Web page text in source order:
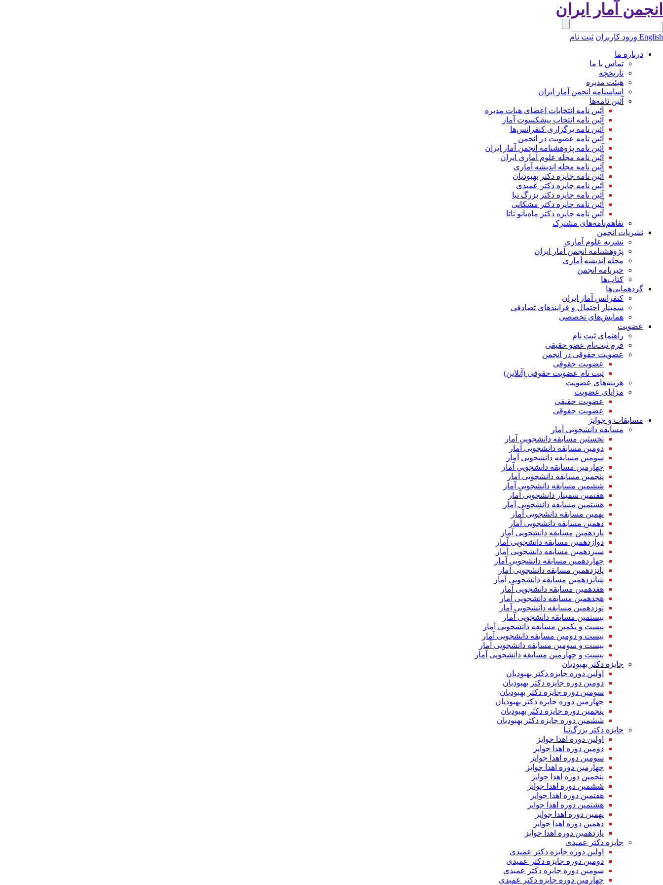
انجمن آمار ایران
English ورود کاربران ثبت نام
درباره ما
تماس با ما
تاریخچه
هیئت مدیره
اساسنامه انجمن آمار ایران
آئین نامه‌ها
آئین نامه انتخابات اعضای هیات مدیره
آئین نامه انتخاب پیشکسوت آمار
آئین نامه برگزاری کنفرانس‌ها
آئین نامه عضویت در انجمن
آئین نامه پژوهشنامه انجمن آمار ایران
آئین نامه مجله علوم آماری ایران
آئین نامه مجله اندیشه آماری
آئین‌ نامه جایزه دکتر بهبودیان
آئین نامه جایزه دکتر عمیدی
آئین نامه جایزه دکتر بزرگ نیا
آئین نامه جایزه دکتر مشکانی
آئین نامه جایزه دکتر ماه‌بانو تاتا
تفاهم‌نامه‌های مشترک
نشریات انجمن
نشریه علوم آماری
پژوهشنامه انجمن آمار ایران
مجله اندیشه آماری
خبرنامه انجمن
کتاب‌ها
گردهمایی‌ها
کنفرانس آمار ایران
سمینار احتمال و فرایندهای تصادفی
همایش‌های تخصصی
عضویت
راهنمای ثبت نام
فرم ثبت‌نام عضو حقیقی
عضویت حقوقی در انجمن
عضویت حقوقی
ثبت نام عضویت حقوقی (آنلاین)
هزینه‌های عضویت
مزایای عضویت
عضویت حقیقی
عضویت حقوقی
مسابقات و جوایز
مسابقه دانشجویی آمار
نخستین مسابقه دانشجویی آمار
دومین مسابقه دانشجویی آمار
سومین مسابقه دانشجویی آمار
چهارمین مسابقه دانشجویی آمار
پنجمین مسابقه دانشجویی آمار
ششمین مسابقه دانشجویی آمار
هفتمین سمینار دانشجویی آمار
هشتمین مسابقه دانشجویی آمار
نهمین مسابقه دانشجویی آمار
دهمین مسابقه دانشجویی آمار
یازدهمین مسابقه دانشجویی آمار
دوازدهمین مسابقه دانشجویی آمار
سیزدهمین مسابقه دانشجویی آمار
چهاردهمین مسابقه دانشجویی آمار
پانزدهمین مسابقه دانشجویی آمار
شانزدهمین مسابقه دانشجویی آمار
هفدهمین مسابقه دانشجویی آمار
هجدهمین مسابقه دانشجویی آمار
نوزدهمین مسابقه دانشجویی آمار
بیستمین مسابقه دانشجویی آمار
بیست و یکمین مسابقه دانشجویی آمار
بیست و دومین مسابقه دانشجویی آمار
بیست و سومین مسابقه دانشجویی آمار
بیست و چهارمین مسابقه دانشجویی آمار
جایزه دکتر بهبودیان
اولین دوره جایزه دکتر بهبودیان
دومین دوره جایزه دکتر بهبودیان
سومین دوره جایزه دکتر بهبودیان
چهارمین دوره جایزه دکتر بهبودیان
پنجمین دوره جایزه دکتر بهبودیان
ششمین دوره جایزه دکتر بهبودیان
جایزه دکتر بزرگ‌نیا
اولین دوره اهدا جوایز
دومین دوره اهدا جوایز
سومین دوره اهدا جوایز
چهارمین دوره اهدا جوایز
پنجمین دوره اهدا جوایز
ششمین دوره اهدا جوایز
هفتمین دوره اهدا جوایز
هشتمین دوره اهدا جوایز
نهمین دوره اهدا جوایز
دهمین دوره اهدا جوایز
یازدهمین دوره اهدا جوایز
جایزه دکتر عمیدی
اولین دوره جایزه دکتر عمیدی
دومین دوره جایزه دکتر عمیدی
سومین دوره جایزه دکتر عمیدی
چهارمین دوره جایزه دکتر عمیدی